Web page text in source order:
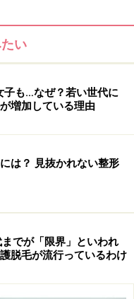
的な価格設定！ 都内
新＆優秀治療が、ほ
。
い
子も…なぜ？若い世代に
増加している理由
は？ 見抜かれない整形
でが「限界」といわれ
脱毛が流行っているわけ